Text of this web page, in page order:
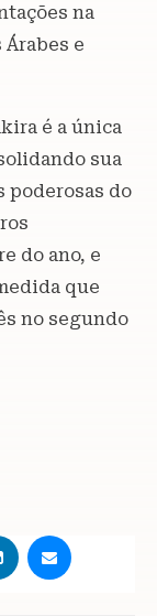
na
e
é a única
sua
poderosas do
do ano, e
que
no segundo